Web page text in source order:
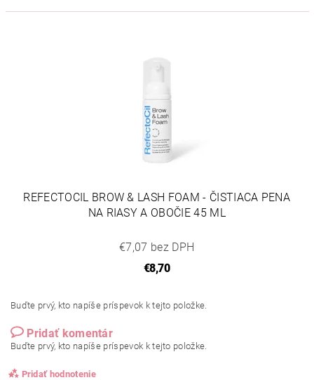
REFECTOCIL BROW & LASH FOAM - ČISTIACA PENA
NA RIASY A OBOČIE 45 ML
€7,07 bez DPH
€8,70
Buďte prvý, kto napíše príspevok k tejto položke.
Pridať komentár
Buďte prvý, kto napíše príspevok k tejto položke.
Pridať hodnotenie